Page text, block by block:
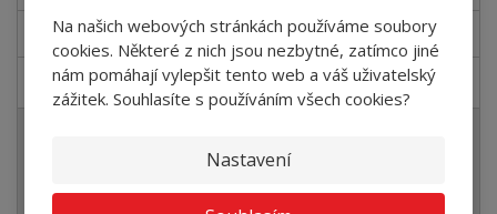
Na našich webových stránkách používáme soubory
cookies. Některé z nich jsou nezbytné, zatímco jiné
nám pomáhají vylepšit tento web a váš uživatelský
zážitek. Souhlasíte s používáním všech cookies?
Nastavení
145,45 Kč
176 Kč